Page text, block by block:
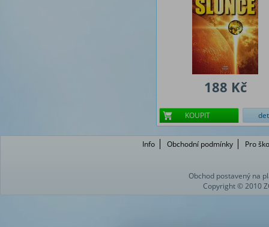
188 Kč
KOUPIT
Info Obchodní podmínky Pro
Obchod postavený na
Copyright © 2010